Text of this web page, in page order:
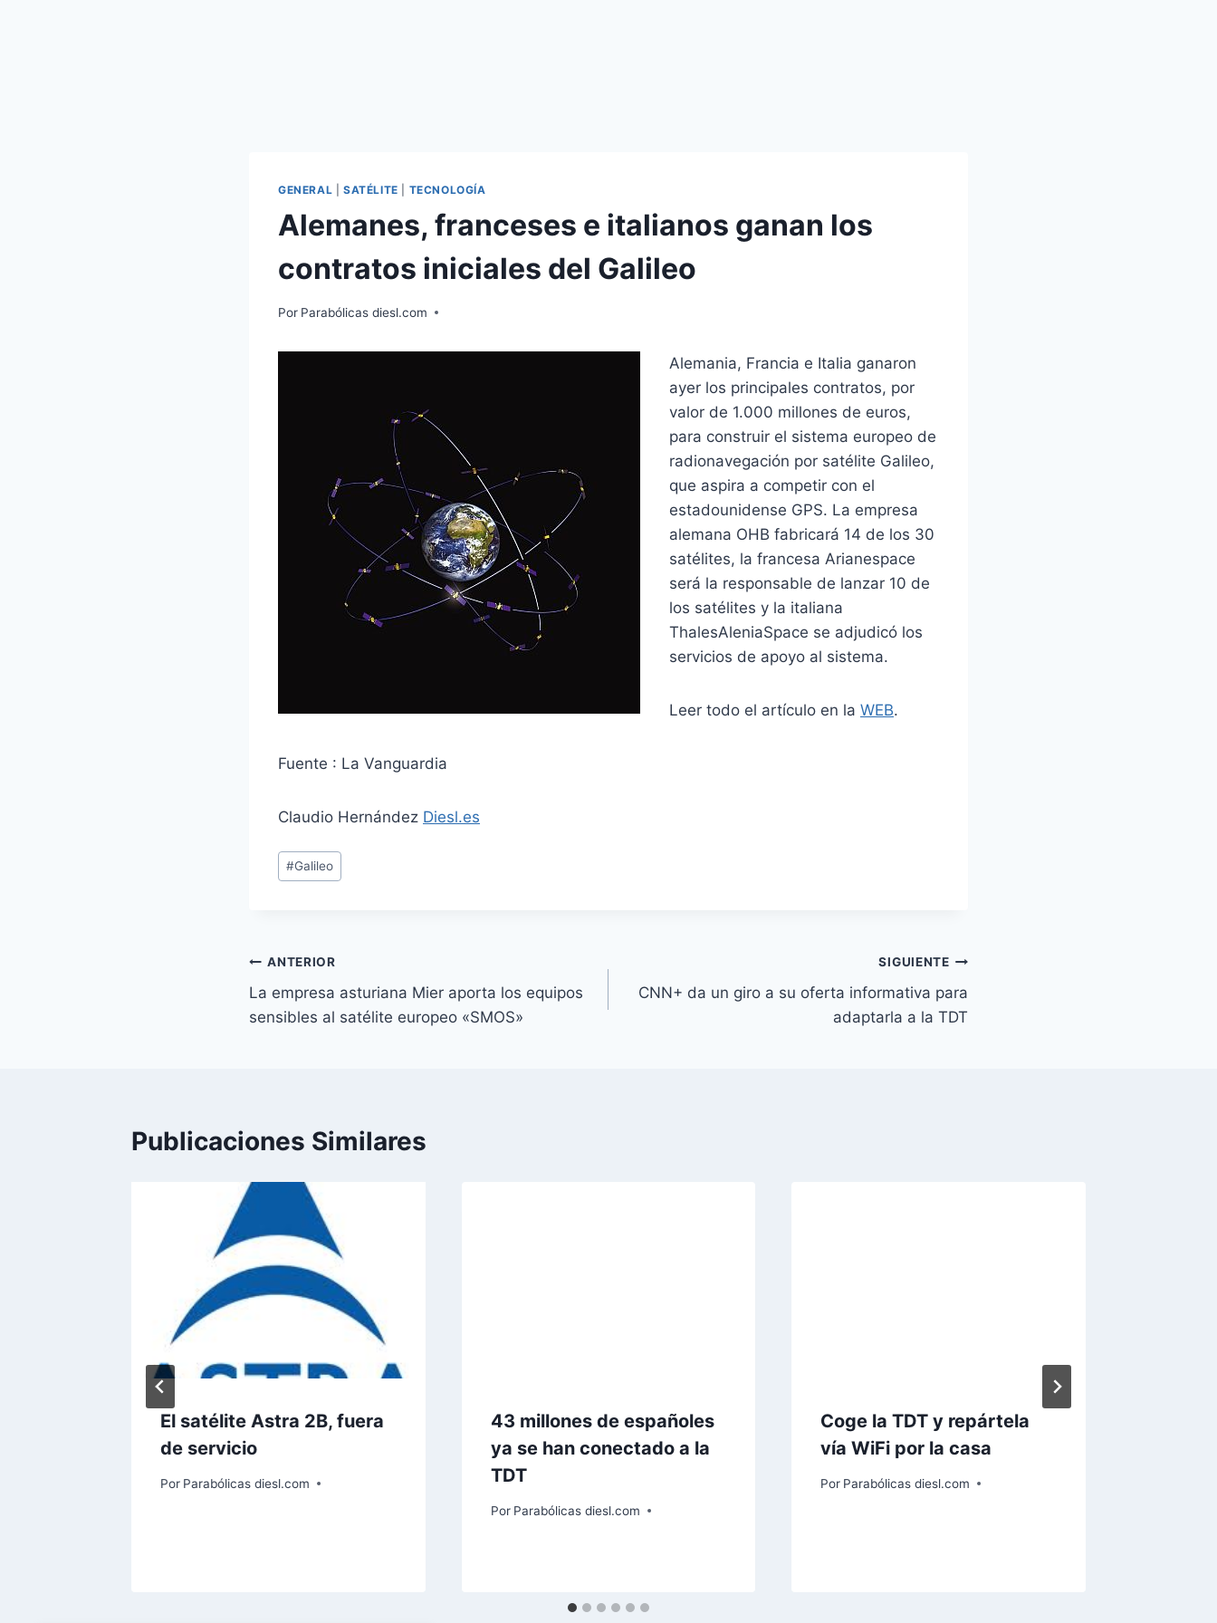
GENERAL SATÉLITE TECNOLOGÍA
Alemanes, franceses e italianos ganan los
contratos iniciales del Galileo
Por Parabólicas diesl.com
Alemania, Francia e Italia ganaron
ayer los principales contratos, por
valor de 1.000 millones de euros,
para construir el sistema europeo de
radionavegación por satélite Galileo,
que aspira a competir con el
estadounidense GPS. La empresa
alemana OHB fabricará 14 de los 30
satélites, la francesa Arianespace
será la responsable de lanzar 10 de
los satélites y la italiana
ThalesAleniaSpace se adjudicó los
servicios de apoyo al sistema.
Leer todo el artículo en la WEB.
Fuente : La Vanguardia
Claudio Hernández Diesl.es
Etiquetas
de
#Galileo
Navegación
de
ANTERIOR
La empresa asturiana Mier aporta los equipos
sensibles al satélite europeo «SMOS»
SIGUIENTE
CNN+ da un giro a su oferta informativa para
adaptarla a la TDT
Publicaciones Similares
El satélite Astra 2B, fuera
de servicio
Por Parabólicas diesl.com
43 millones de españoles
ya se han conectado a la
TDT
Por Parabólicas diesl.com
Coge la TDT y repártela
vía WiFi por la casa
Por Parabólicas diesl.com